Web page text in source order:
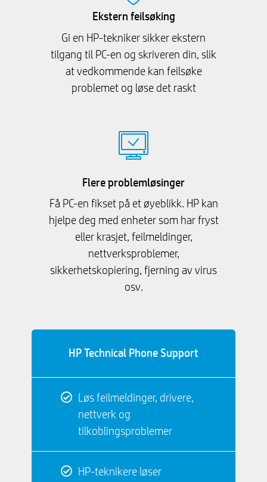
Ekstern feilsøking
Gi en HP-tekniker sikker ekstern
tilgang til PC-en og skriveren din, slik
at vedkommende kan feilsøke
problemet og løse det raskt
Flere problemløsinger
Få PC-en fikset på et øyeblikk. HP kan
hjelpe deg med enheter som har fryst
eller krasjet, feilmeldinger,
nettverksproblemer,
sikkerhetskopiering, fjerning av virus
osv.
HP Technical Phone Support
Løs feilmeldinger, drivere,
nettverk og
tilkoblingsproblemer
HP-teknikere løser